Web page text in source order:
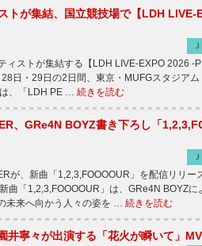
トが集結、国立競技場で【LDH LIVE-
ストが集結する【LDH LIVE-EXPO 2026 -
日・29日の2日間、東京・MUFGスタジア
、「LDH PE … 続きを読む
、GRe4N BOYZ書き下ろし「
が、新曲「1,2,3,FOOOOUR」を配信リリー
「1,2,3,FOOOOUR」は、GRe4N BOYZに
未来へ向かう人々の姿を … 続きを読む
井寧々が出演する「花火が瞬いて」